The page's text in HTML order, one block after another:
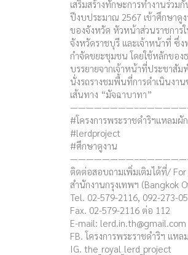
เสริมสร้างทักษะการทำงานร่วม
ปีงบประมาณ 2567 เข้าศึกษาดู
ของจังหวัด หัวหน้าส่วนราชการ
จังหวัดราชบุรี และเจ้าหน้าที่ ซึ่ง
กำจัดขยะชุมชน โดยใช้หลักของ
บรรยายจากเจ้าหน้าที่ประชาสั
นั่งรถรางชมพื้นที่การดำเนินงา
เส้นทาง “มัจฉาบาทา”
#โครงการพระราชดำริฯแหลมผั
#lerdproject
#ศึกษาดูงาน
ติดต่อสอบถามเพิ่มเติมได้ที่/
สำนักงานกรุงเทพฯ (Bangkok
Tel. 02-579-2116, 092-273-
Fax. 02-579-2116 ต่อ 112
E-mail: lerd.in.th@gmail.com
FB. โครงการพระราชดำริฯ แหล
IG. the_royal_lerd_project